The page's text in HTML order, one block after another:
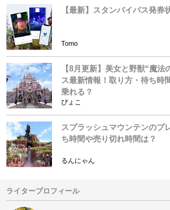
【最新】スタンバイパス発
Tomo
【8月更新】美女と野獣“魔
ス最新情報！取り方・待ち時
乗れる？
ぴょこ
スプラッシュマウンテンのプ
ち時間や売り切れ時間は？
るんにゃん
ライタープロフィール